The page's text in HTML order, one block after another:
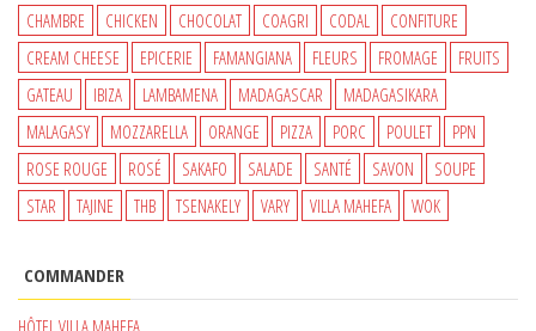
CHAMBRE CHICKEN CHOCOLAT COAGRI CODAL
CONFITURE
CREAM CHEESE
EPICERIE FAMANGIANA FLEURS FROMAGE
FRUITS
GATEAU
IBIZA LAMBAMENA MADAGASCAR
MADAGASIKARA
MALAGASY
MOZZARELLA ORANGE PIZZA PORC POULET
PPN
ROSE ROUGE
ROSÉ SAKAFO SALADE SANTÉ SAVON
SOUPE
STAR
TAJINE THB TSENAKELY VARY VILLA MAHEFA WOK
COMMANDER
HÔTEL VILLA MAHEFA